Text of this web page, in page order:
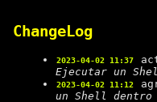
ChangeLog
2023-04-02 11:37
Ejecutar un
2023-04-02 11:12
un Shell dentro